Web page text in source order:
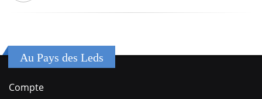
Au Pays des Leds
Compte